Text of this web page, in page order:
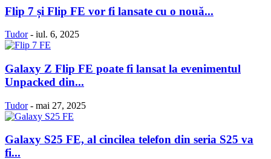
Flip 7 și Flip FE vor fi lansate cu o nouă...
Tudor - iul. 6, 2025
Galaxy Z Flip FE poate fi lansat la evenimentul
Unpacked din...
Tudor - mai 27, 2025
Galaxy S25 FE, al cincilea telefon din seria S25 va
fi...